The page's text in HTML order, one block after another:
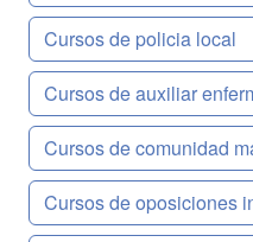
Cursos de policia local
Cursos de auxiliar
Cursos de comunidad
Cursos de oposiciones